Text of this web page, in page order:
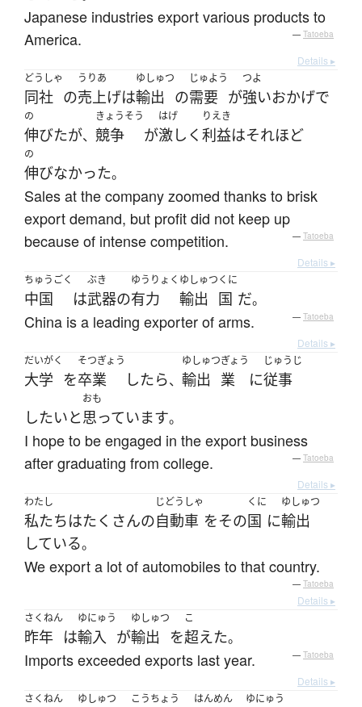
Japanese industries export various products to
America.
— Tatoeba
Details ▸
どうしゃ
同社 の
うりあ
売上げは
ゆしゅつ
輸出 の
じゅよう
需要 が
つよ
強いおかげで
の
伸びたが、
きょうそう
競争 が
はげ
激しく
りえき
利益はそれほど
の
伸びなかった。
Sales at the company zoomed thanks to brisk
export demand, but profit did not keep up
because of intense competition.
— Tatoeba
Details ▸
ちゅうごく
中国 は
ぶき
武器の
ゆうりょく
有力
ゆしゅつ
輸出
くに
国 だ。
China is a leading exporter of arms. — Tatoeba
Details ▸
だいがく
大学 を
そつぎょう
卒業 したら、
ゆしゅつ
輸出
ぎょう
業 に
じゅうじ
従事
したいと
おも
思っています。
I hope to be engaged in the export business
after graduating from college.
— Tatoeba
Details ▸
わたし
私たちはたくさんの
じどうしゃ
自動車 をその
くに
国 に
ゆしゅつ
輸出
している。
We export a lot of automobiles to that country.
— Tatoeba
Details ▸
さくねん
昨年 は
ゆにゅう
輸入 が
ゆしゅつ
輸出 を
こ
超えた。
Imports exceeded exports last year. — Tatoeba
Details ▸
さくねん
ゆしゅつ こうちょう はんめん ゆにゅう